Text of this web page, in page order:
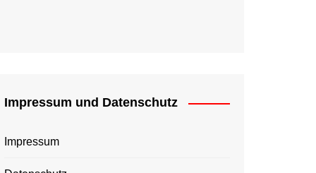
Impressum und Datenschutz
Impressum